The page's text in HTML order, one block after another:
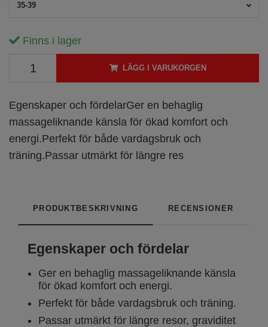
35-39
Finns i lager
LÄGG I VARUKORGEN
Egenskaper och fördelarGer en behaglig
massageliknande känsla för ökad komfort och
energi.Perfekt för både vardagsbruk och
träning.Passar utmärkt för längre res
PRODUKTBESKRIVNING RECENSIONER
Egenskaper och fördelar
Ger en behaglig massageliknande känsla
för ökad komfort och energi.
Perfekt för både vardagsbruk och träning.
Passar utmärkt för längre resor, graviditet